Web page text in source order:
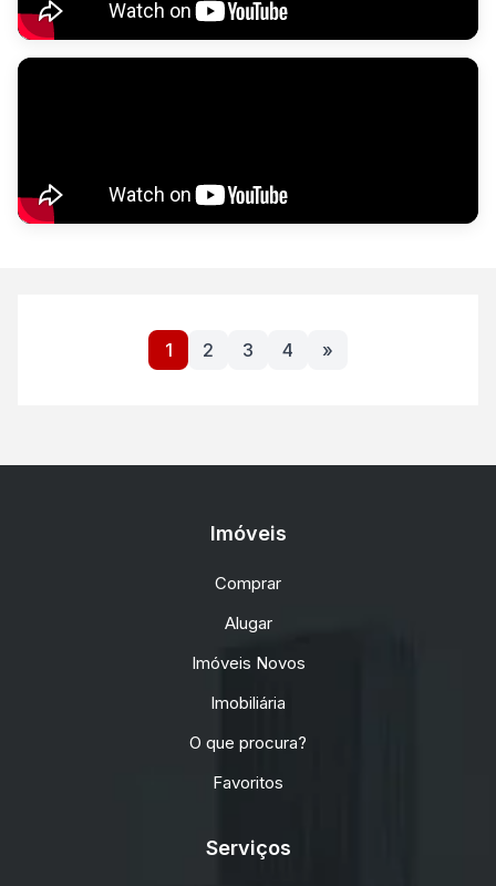
1 2 3 4 »
Imóveis
Comprar
Alugar
Imóveis Novos
Imobiliária
O que procura?
Favoritos
Serviços